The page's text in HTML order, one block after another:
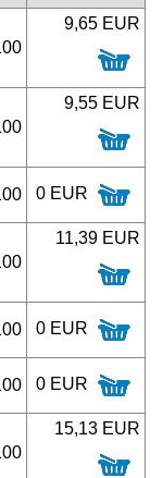
9,65 EUR
9,55 EUR
0 EUR
11,39 EUR
0 EUR
0 EUR
15,13 EUR